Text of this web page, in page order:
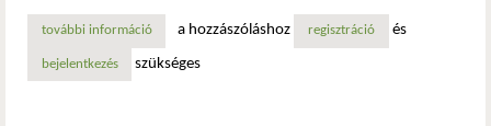
további információa handbrake 1.11.1 stabilabb lett: javított hang és
a hozzászóláshoz regisztráció és
bejelentkezés szükséges